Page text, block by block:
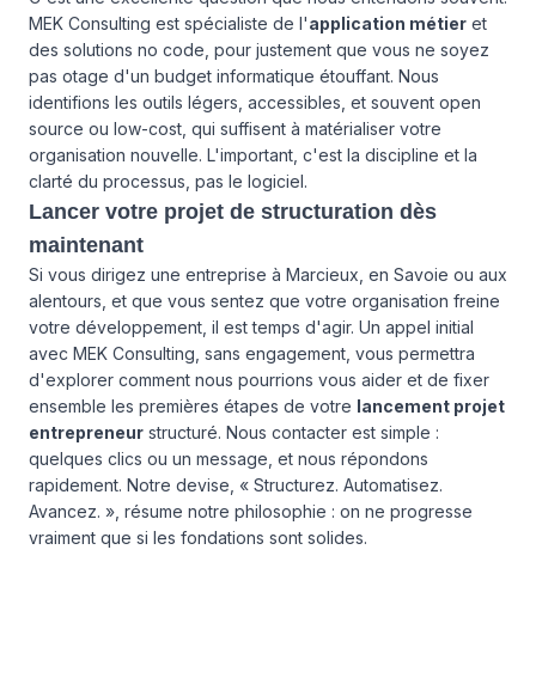
MEK Consulting est spécialiste de l'application métier et
des solutions no code, pour justement que vous ne soyez
pas otage d'un budget informatique étouffant. Nous
identifions les outils légers, accessibles, et souvent open
source ou low-cost, qui suffisent à matérialiser votre
organisation nouvelle. L'important, c'est la discipline et la
clarté du processus, pas le logiciel.
Lancer votre projet de structuration dès
maintenant
Si vous dirigez une entreprise à Marcieux, en Savoie ou aux
alentours, et que vous sentez que votre organisation freine
votre développement, il est temps d'agir. Un appel initial
avec MEK Consulting, sans engagement, vous permettra
d'explorer comment nous pourrions vous aider et de fixer
ensemble les premières étapes de votre lancement projet
entrepreneur structuré. Nous contacter est simple :
quelques clics ou un message, et nous répondons
rapidement. Notre devise, « Structurez. Automatisez.
Avancez. », résume notre philosophie : on ne progresse
vraiment que si les fondations sont solides.